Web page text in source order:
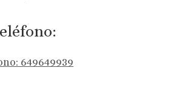
649649939